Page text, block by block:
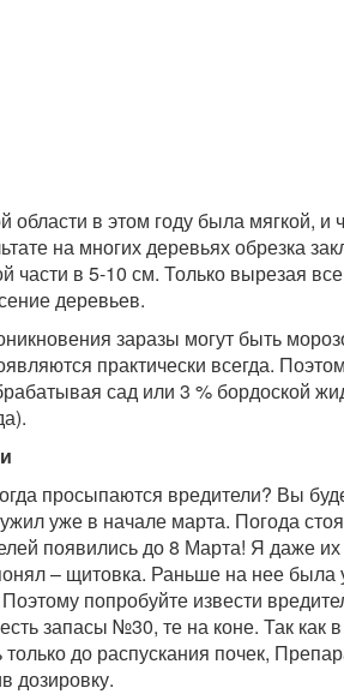
области в этом году была мягкой,
на многих деревьях обрезка
части в 5-10 см. Только вырезая
деревьев.
заразы могут быть
практически всегда.
сад или 3 % бордоской
просыпаются вредители? Вы
уже в начале марта. Погода
появились до 8 Марта! Я даже
– щитовка. Раньше на нее
попробуйте извести
запасы №30, те на коне. Так
до распускания почек,
дозировку.